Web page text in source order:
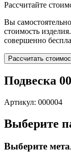
Рассчитайте
Вы
стоимость
совершенно
Рассчитать
Подвеска
Артикул: 000004
Выберите
Выберите